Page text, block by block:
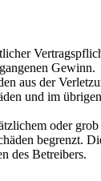
Gewinn.
aus der
und im
oder
begrenzt.
des Betreibers.